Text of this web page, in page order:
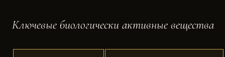
Ключевые биологически активные вещества